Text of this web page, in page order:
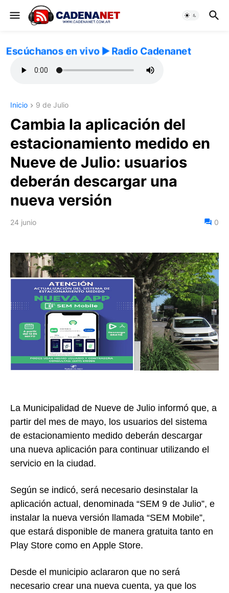
Escúchanos en vivo ▶️ Radio Cadenanet
Inicio 9 de Julio
Cambia la aplicación del
estacionamiento medido en
Nueve de Julio: usuarios
deberán descargar una
nueva versión
24 junio 0
La Municipalidad de Nueve de Julio informó que, a
partir del mes de mayo, los usuarios del sistema
de estacionamiento medido deberán descargar
una nueva aplicación para continuar utilizando el
servicio en la ciudad.
Según se indicó, será necesario desinstalar la
aplicación actual, denominada “SEM 9 de Julio”, e
instalar la nueva versión llamada “SEM Mobile”,
que estará disponible de manera gratuita tanto en
Play Store como en Apple Store.
Desde el municipio aclararon que no será
necesario crear una nueva cuenta, ya que los